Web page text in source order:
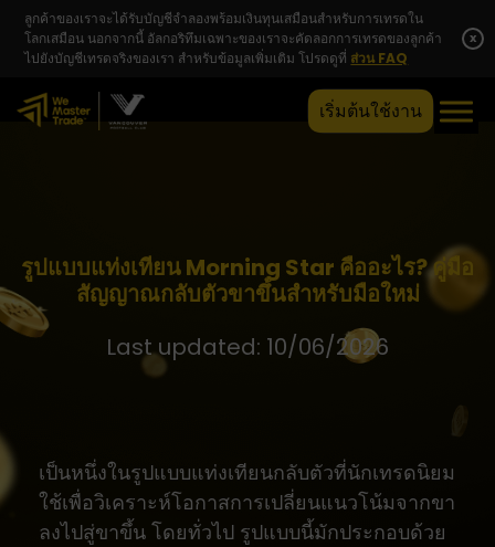
ลูกค้าของเราจะได้รับบัญชีจำลองพร้อมเงินทุนเสมือนสำหรับการเทรดใน
โลกเสมือน นอกจากนี้ อัลกอริทึมเฉพาะของเราจะคัดลอกการเทรดของลูกค้า
ไปยังบัญชีเทรดจริงของเรา สำหรับข้อมูลเพิ่มเติม โปรดดูที่ ส่วน FAQ
x
เริ่มต้นใช้งาน
รูปแบบแท่งเทียน Morning Star คืออะไร? คู่มือ
สัญญาณกลับตัวขาขึ้นสำหรับมือใหม่
Last updated: 10/06/2026
เป็นหนึ่งในรูปแบบแท่งเทียนกลับตัวที่นักเทรดนิยม
ใช้เพื่อวิเคราะห์โอกาสการเปลี่ยนแนวโน้มจากขา
ลงไปสู่ขาขึ้น โดยทั่วไป รูปแบบนี้มักประกอบด้วย